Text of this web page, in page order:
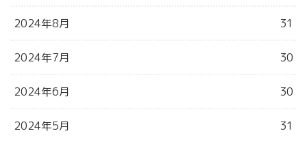
2024年8月 31
2024年7月 30
2024年6月 30
2024年5月 31